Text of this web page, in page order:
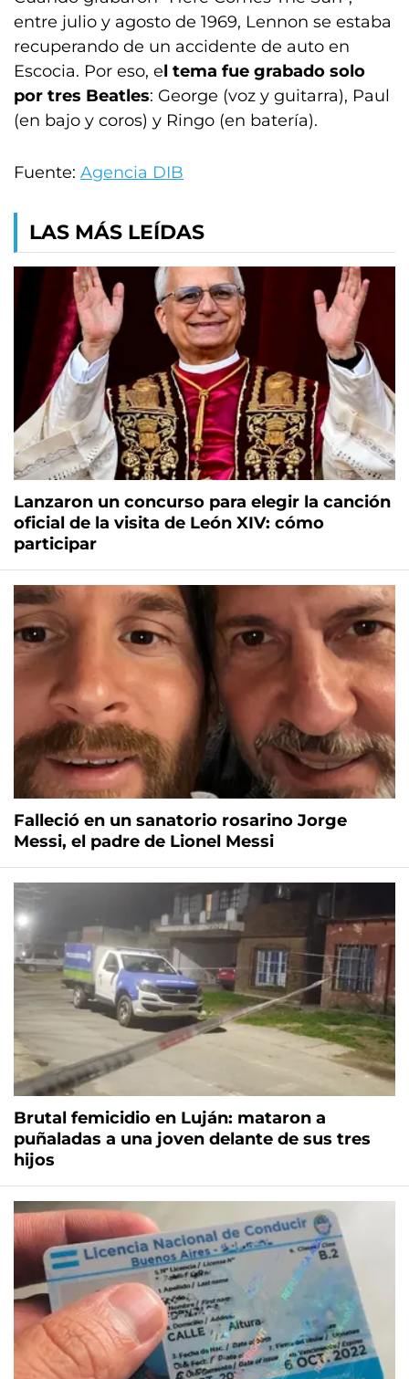
entre julio y agosto de 1969, Lennon se estaba
recuperando de un accidente de auto en
Escocia. Por eso, el tema fue grabado solo
por tres Beatles: George (voz y guitarra), Paul
(en bajo y coros) y Ringo (en batería).
Fuente: Agencia DIB
LAS MÁS LEÍDAS
Lanzaron un concurso para elegir la canción
oficial de la visita de León XIV: cómo
participar
Falleció en un sanatorio rosarino Jorge
Messi, el padre de Lionel Messi
Brutal femicidio en Luján: mataron a
puñaladas a una joven delante de sus tres
hijos